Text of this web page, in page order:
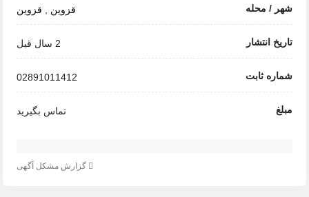
شهر / محله قزوین قزوین
تاریخ انتشار 2 سال قبل
شماره ثابت 02891011412
مبلغ تماس بگیرید
گزارش مشکل آگهی